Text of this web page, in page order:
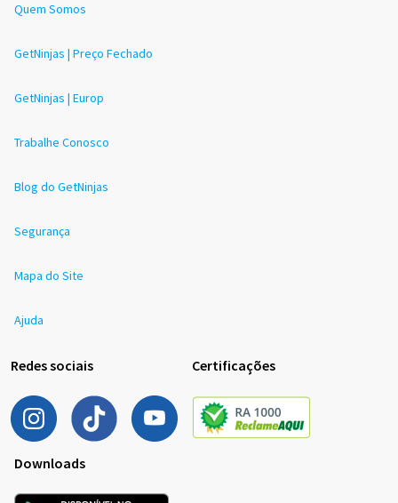
Quem Somos
GetNinjas | Preço Fechado
GetNinjas | Europ
Trabalhe Conosco
Blog do GetNinjas
Segurança
Mapa do Site
Ajuda
Redes sociais Certificações
Downloads